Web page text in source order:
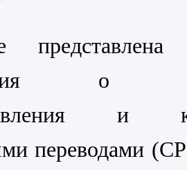
представлена
о
и
переводами